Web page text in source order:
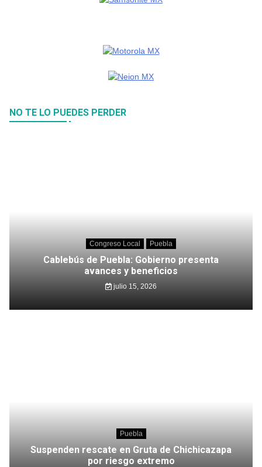
NO TE LO PUEDES PERDER
Congreso Local Puebla
Cablebús de Puebla: Gobierno presenta
avances y beneficios
julio 15, 2026
Puebla
Suspenden rescate en Gruta de Chichicazapa
por riesgo extremo